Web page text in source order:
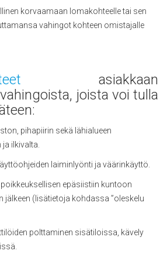
korvaamaan lomakohteelle tai sen
vahingot kohteen omistajalle
asiakkaan
joista voi tulla
pihapiirin sekä lähialueen
ilkivalta.
laiminlyönti ja väärinkäyttö.
epäsiistiin kuntoon
jälkeen (lisätietoja kohdassa ”oleskelu
polttaminen sisätiloissa, kävely